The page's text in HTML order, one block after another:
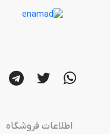
اطلاعات فروشگاه